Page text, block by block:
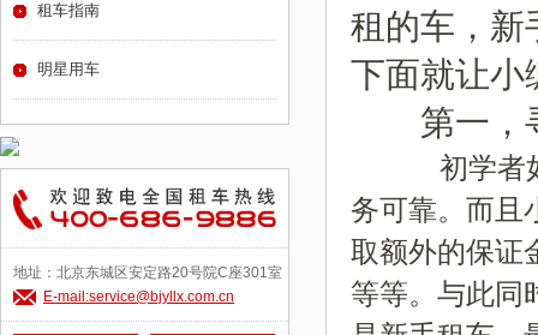
租的车，新
下面就让小
第一，
初学者如
务可靠。而且
取额外的保证
等等。与此同
租车指南
明星用车
地址：北京东城区安定路20号院C座301室
E-mail:service@bjyllx.com.cn